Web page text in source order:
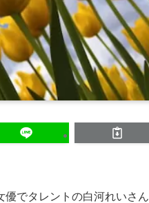
でタレントの白河れいさん